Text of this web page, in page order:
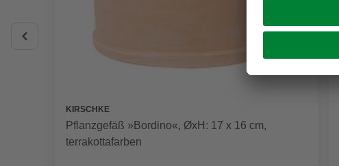
KIRSCHKE
Pflanzgefäß »Bordino«, ØxH: 17 x 16 cm,
terrakottafarben